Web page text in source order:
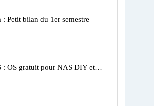
: Petit bilan du 1er semestre
: OS gratuit pour NAS DIY et…